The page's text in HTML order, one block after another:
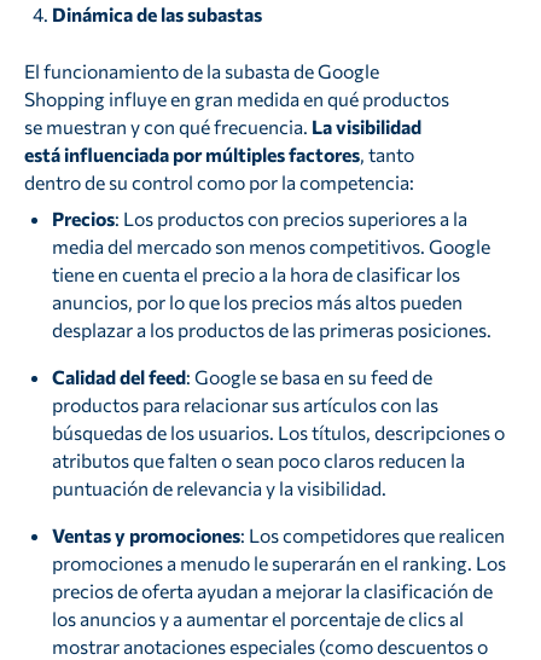
Dinámica de las subastas
El funcionamiento de la subasta de Google
Shopping influye en gran medida en qué productos
se muestran y con qué frecuencia. La visibilidad
está influenciada por múltiples factores, tanto
dentro de su control como por la competencia:
Precios: Los productos con precios superiores a la
media del mercado son menos competitivos. Google
tiene en cuenta el precio a la hora de clasificar los
anuncios, por lo que los precios más altos pueden
desplazar a los productos de las primeras posiciones.
Calidad del feed: Google se basa en su feed de
productos para relacionar sus artículos con las
búsquedas de los usuarios. Los títulos, descripciones o
atributos que falten o sean poco claros reducen la
puntuación de relevancia y la visibilidad.
Ventas y promociones: Los competidores que realicen
promociones a menudo le superarán en el ranking. Los
precios de oferta ayudan a mejorar la clasificación de
los anuncios y a aumentar el porcentaje de clics al
mostrar anotaciones especiales (como descuentos o